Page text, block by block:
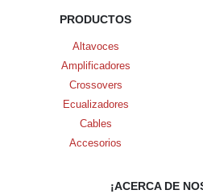
PRODUCTOS
Altavoces
Amplificadores
Crossovers
Ecualizadores
Cables
Accesorios
¡ACERCA DE